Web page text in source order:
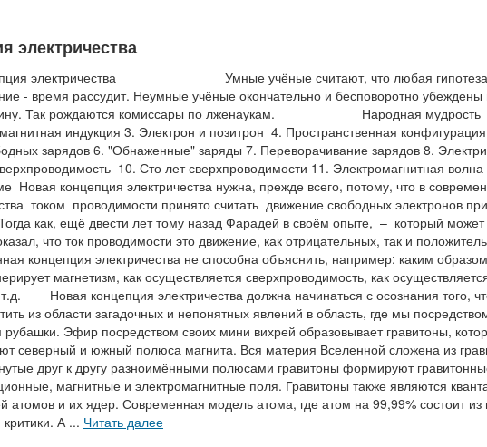
электричества
электричества Умные учёные считают, что любая гипотеза
- время рассудит. Неумные учёные окончательно и бесповоротно убеждены
Так рождаются комиссары по лженаукам. Народная мудрость
индукция 3. Электрон и позитрон 4. Пространственная
зарядов 6. "Обнаженные" заряды 7. Переворачивание зарядов 8.
10. Сто лет сверхпроводимости 11. Электромагнитная волна
Новая концепция электричества нужна, прежде всего, потому, что в
током проводимости принято считать движение свободных электронов при
как, ещё двести лет тому назад Фарадей в своём опыте, – который может
что ток проводимости это движение, как отрицательных, так и
концепция электричества не способна объяснить, например: каким образом
магнетизм, как осуществляется сверхпроводимость, как
Новая концепция электричества должна начинаться с осознания того,
из области загадочных и непонятных явлений в область, где мы
Эфир посредством своих мини вихрей образовывает гравитоны,
северный и южный полюса магнита. Вся материя Вселенной сложена из
друг к другу разноимёнными полюсами гравитоны формируют
магнитные и электромагнитные поля. Гравитоны также являются
атомов и их ядер. Современная модель атома, где атом на 99,99% состоит из
А ... Читать далее